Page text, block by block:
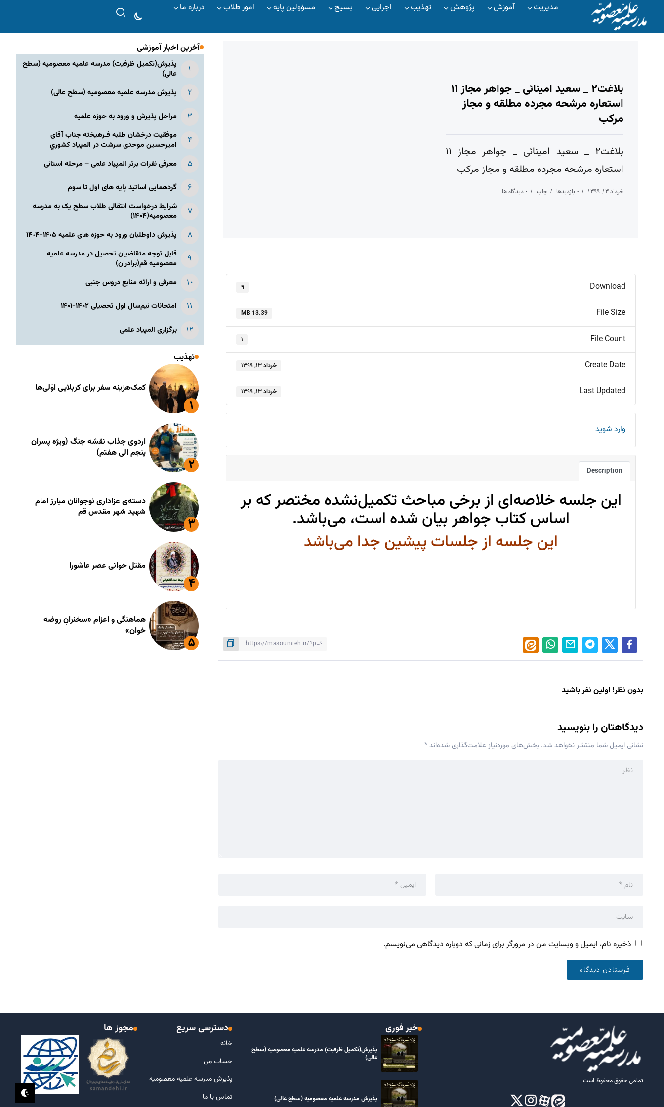
مدیریت آموزش پژوهش تهذیب اجرایی بسیج مسؤولین پایه امور طلاب درباره ما
بلاغت۲ _ سعید امینائی _ جواهر مجاز ۱۱
استعاره مرشحه مجرده مطلقه و مجاز
مرکب
بلاغت۲ _ سعید امینائی _ جواهر مجاز ۱۱
استعاره مرشحه مجرده مطلقه و مجاز مرکب
خرداد ۱۳, ۱۳۹۹ ۰ بازدیدها چاپ ۰ دیدگاه ها
Download ۹
File Size
13.39 MB
File Count ۱
Create Date خرداد ۱۳, ۱۳۹۹
Last Updated خرداد ۱۳, ۱۳۹۹
وارد شوید
Description
این جلسه خلاصه‌ای از برخی مباحث تکمیل‌نشده مختصر که بر
اساس کتاب جواهر بیان شده است، می‌باشد.
این جلسه از جلسات پیشین جدا می‌باشد
بدون نظر! اولین نفر باشید
دیدگاهتان را بنویسید
نشانی ایمیل شما منتشر نخواهد شد. بخش‌های موردنیاز علامت‌گذاری شده‌اند*
ذخیره نام، ایمیل و وبسایت من در مرورگر برای زمانی که دوباره دیدگاهی می‌نویسم.
آخرین اخبار آموزشی
پذیرش(تکمیل ظرفیت) مدرسه علمیه معصومیه‌ (سطح
عالی)
پذیرش مدرسه علمیه معصومیه‌ (سطح عالی)
مراحل پذیرش و ورود به حوزه علمیه
موفقیت درخشان طلبه فـرهیخته جناب آقای
امیرحسین موحدی سرشت در المپياد كشوري
معرفی نفرات برتر المپیاد علمی – مرحله استانی
گردهمایی اساتید پایه های اول تا سوم
شرایط درخواست انتقالی طلاب سطح یک به مدرسه
معصومیه(۱۴۰۴)
پذیرش داوطلبان ورود به حوزه های علمیه ١۴٠۵-١۴٠۴
قابل توجه متقاضیان تحصیل در مدرسه علمیه
معصومیه قم(برادران)
معرفی و ارائه منابع دروس جنبی
امتحانات نیم‌سال اول تحصیلی ۱۴۰۲-۱۴۰۱
برگزاری المپیاد علمی
تهذیب
کمک‌هزینه سفر برای کربلایی اوّلی‌ها
اردوی جذاب نقشه جنگ (ویژه پسران
پنجم الی هفتم)
دسته‌ی عزاداری نوجوانان مبارز امام
شهید شهر مقدس قم
مقتل خوانی عصر عاشورا
هماهنگی و اعزام «سخنرانِ روضه
خوان»
تمامی حقوق محفوظ است
خبر فوری
پذیرش(تکمیل ظرفیت) مدرسه علمیه معصومیه‌ (سطح
عالی)
پذیرش مدرسه علمیه معصومیه‌ (سطح عالی)
دسترسی سریع
خانه
حساب من
پذیرش مدرسه علمیه معصومیه
تماس با ما
مجوز ها